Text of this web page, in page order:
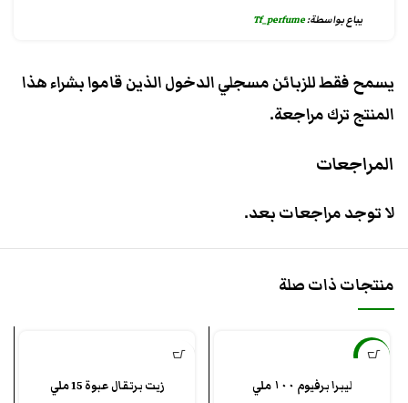
يباع بواسطة:Tf_perfume
المراجعات
لا توجد مراجعات بعد.
يسمح فقط للزبائن مسجلي الدخول الذين قاموا بشراء هذا
المنتج ترك مراجعة.
منتجات ذات صلة
-24%
ليبرا برفيوم ١٠٠ ملي زيت برتقال عبوة 15 ملي